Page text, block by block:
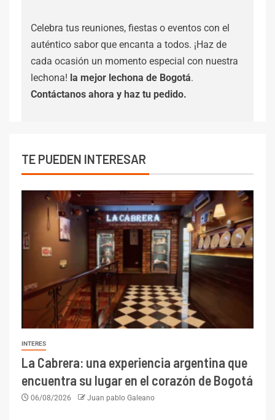
Celebra tus reuniones, fiestas o eventos con el
auténtico sabor que encanta a todos. ¡Haz de
cada ocasión un momento especial con nuestra
lechona! la mejor lechona de Bogotá.
Contáctanos ahora y haz tu pedido.
TE PUEDEN INTERESAR
INTERES
La Cabrera: una experiencia argentina que
encuentra su lugar en el corazón de Bogotá
06/08/2026 Juan pablo Galeano